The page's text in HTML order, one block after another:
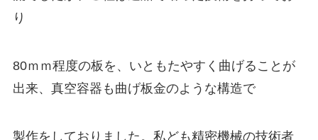
り
80ｍｍ程度の板を、いともたやすく曲げることが
出来、真空容器も曲げ板金のような構造で
製作をしておりました。私ども精密機械の技術者